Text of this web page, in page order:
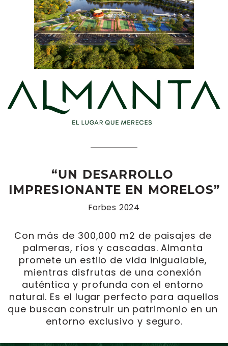
“UN DESARROLLO ​
IMPRESIONANTE EN MORELOS”
Forbes 2024
Con más de 300,000 m2 de paisajes de ​
palmeras, ríos y cascadas. Almanta ​
promete un estilo de vida inigualable, ​
mientras disfrutas de una conexión ​
auténtica y profunda con el entorno ​
natural. Es el lugar perfecto para aquellos
​que buscan construir un patrimonio en un ​
entorno exclusivo y seguro.